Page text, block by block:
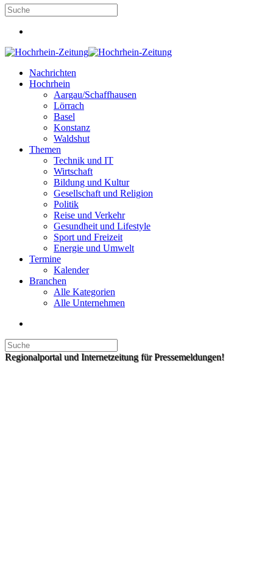
Nachrichten
Hochrhein
Aargau/Schaffhausen
Lörrach
Basel
Konstanz
Waldshut
Themen
Technik und IT
Wirtschaft
Bildung und Kultur
Gesellschaft und Religion
Politik
Reise und Verkehr
Gesundheit und Lifestyle
Sport und Freizeit
Energie und Umwelt
Termine
Kalender
Branchen
Alle Kategorien
Alle Unternehmen
Regionalportal und Internetzeitung für Pressemeldungen!